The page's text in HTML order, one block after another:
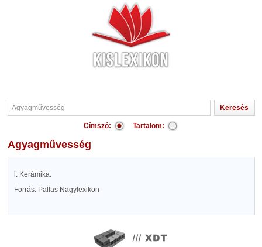
Címszó: Tartalom:
Agyagművesség
l. Kerámika.
Forrás: Pallas Nagylexikon